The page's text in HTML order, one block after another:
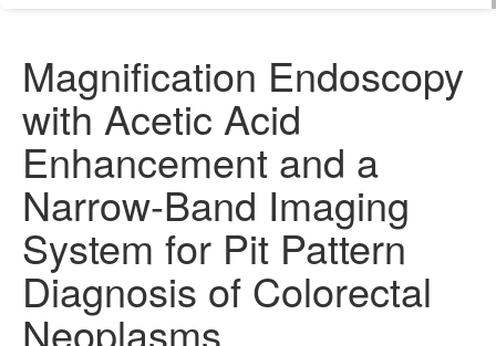
Magnification Endoscopy
with Acetic Acid
Enhancement and a
Narrow-Band Imaging
System for Pit Pattern
Diagnosis of Colorectal
Neoplasms